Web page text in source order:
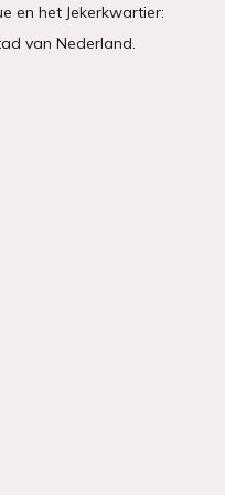
en het Jekerkwartier:
van Nederland.